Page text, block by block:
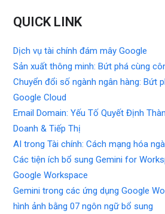
QUICK LINK
Dịch vụ tài chính đám mây Google
Sản xuất thông minh: Bứt phá cùng
Chuyển đổi số ngành ngân hàng: Bứt
Google Cloud
Email Domain: Yếu Tố Quyết Định
Doanh & Tiếp Thị
AI trong Tài chính: Cách mạng hóa
Các tiện ích bổ sung Gemini for
Google Workspace
Gemini trong các ứng dụng Google
hình ảnh bằng 07 ngôn ngữ bổ sung